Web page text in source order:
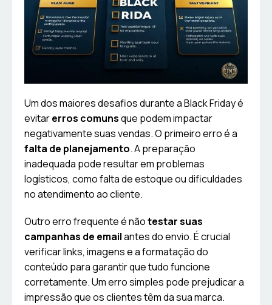
Um dos maiores desafios durante a Black Friday é
evitarerros comunsque podem impactar
negativamente suas vendas. O primeiro erro é a
falta de planejamento. A preparação
inadequada pode resultar em problemas
logísticos, como falta de estoque ou dificuldades
no atendimento ao cliente.
Outro erro frequente é nãotestar suas
campanhas de emailantes do envio. É crucial
verificar links, imagens e a formatação do
conteúdo para garantir que tudo funcione
corretamente. Um erro simples pode prejudicar a
impressão que os clientes têm da sua marca.